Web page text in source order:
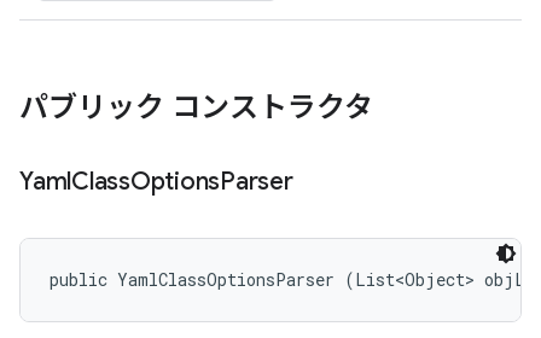
パブリック コンストラクタ
YamlClassOptionsParser
public YamlClassOptionsParser (List<Object>